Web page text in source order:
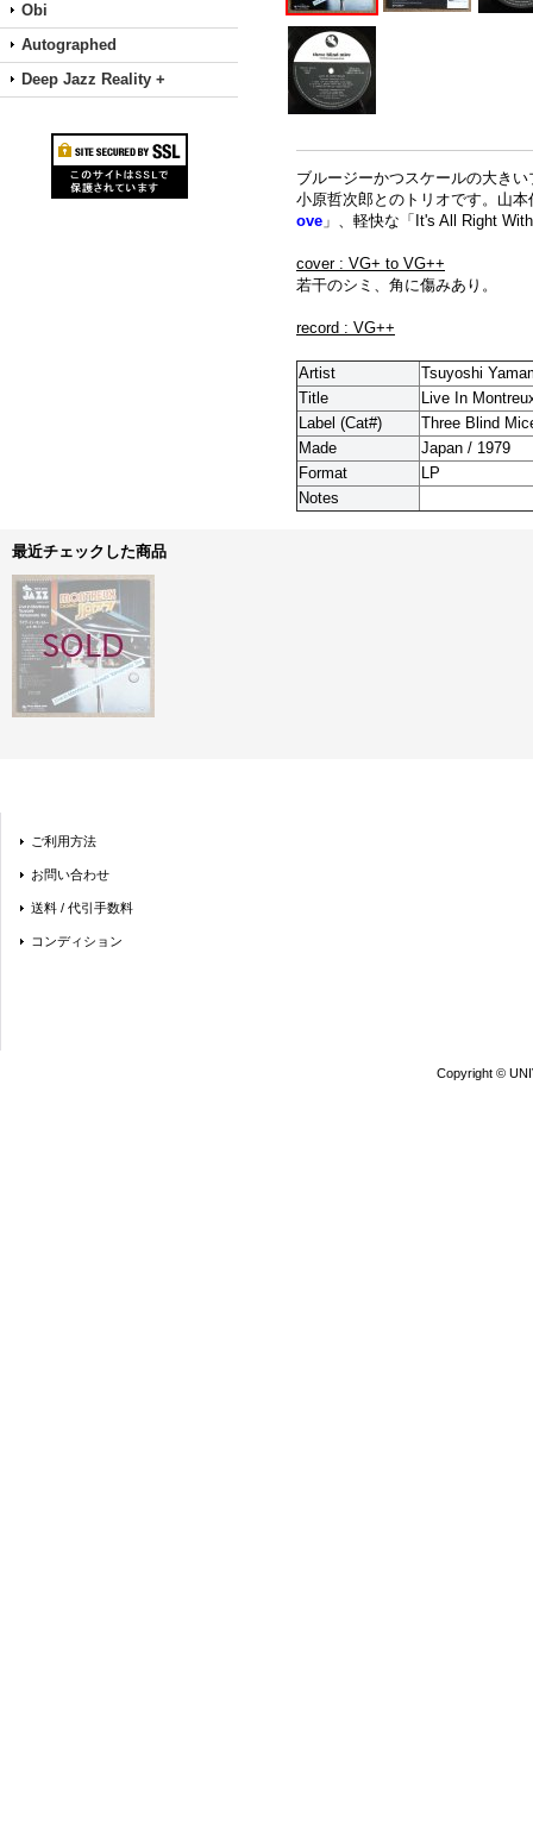
Obi
Autographed
Deep Jazz Reality +
ブルージーかつスケールの大き
小原哲次郎とのトリオです。山
ove 」、軽快な「It's All Right
cover : VG+ to VG++
若干のシミ、角に傷みあり。
record : VG++
Artist
Tsuyoshi
Title
Live In
Label (Cat#)
Three Blind
Made
Japan / 1979
Format
LP
Notes
最近チェックした商品
ご利用方法
お問い合わせ
送料 / 代引手数料
コンディション
Copyright ©